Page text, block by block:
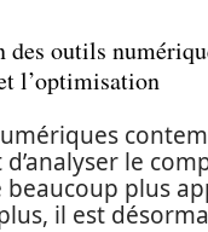
outils
l’optimisation
le
beaucoup plus
il est